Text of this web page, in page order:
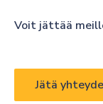
Voit jättää
Jätä